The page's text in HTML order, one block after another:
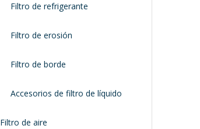
Filtro de refrigerante
Filtro de erosión
Filtro de borde
Accesorios de filtro de líquido
Filtro de aire